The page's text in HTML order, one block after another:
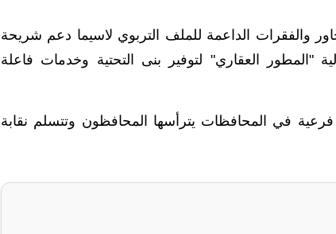
والفقرات الداعمة للملف التربوي لاسيما دعم شريحة
"المطور العقاري" لتوفير بنى التحتية وخدمات فاعلة
في المحافظات يترأسها المحافظون وتتسلم نقابة